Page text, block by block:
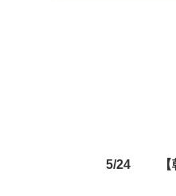
5/24 【朝